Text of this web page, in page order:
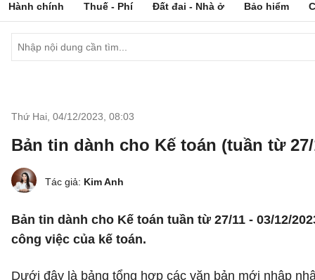
Hành chính Thuế - Phí Đất đai - Nhà ở Bảo hiểm
Thứ Hai, 04/12/2023 08:03
Bản tin dành cho Kế toán (tuần từ 27/
Tác giả: Kim Anh
Bản tin dành cho Kế toán tuần từ 27/11 - 03/12/
công việc của kế toán.
Dưới đây là bảng tổng hợp các văn bản mới nhập